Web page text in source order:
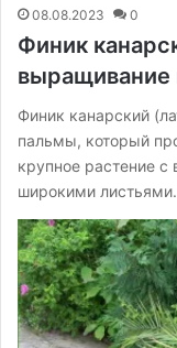
08.08.2023 0
Финик
выращивание
Финик канарский
пальмы, который
крупное растение с
широкими